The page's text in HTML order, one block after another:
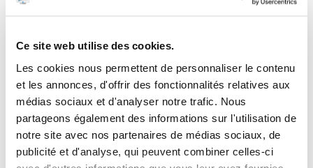
Ce site web utilise des cookies.
Les cookies nous permettent de personnaliser le contenu
et les annonces, d'offrir des fonctionnalités relatives aux
médias sociaux et d'analyser notre trafic. Nous
partageons également des informations sur l'utilisation de
notre site avec nos partenaires de médias sociaux, de
publicité et d'analyse, qui peuvent combiner celles-ci
100 m HMT
Gamme tarifaire
Equipements d'atelier
Poids (kg)
16.5